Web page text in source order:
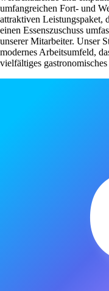
umfangreichen Fort- und
attraktiven Leistungspaket,
einen Essenszuschuss
unserer Mitarbeiter. Unser
modernes Arbeitsumfeld,
vielfältiges